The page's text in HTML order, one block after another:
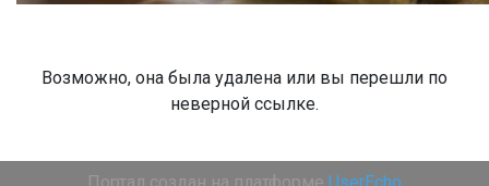
Возможно, она была удалена или вы перешли по
неверной ссылке.